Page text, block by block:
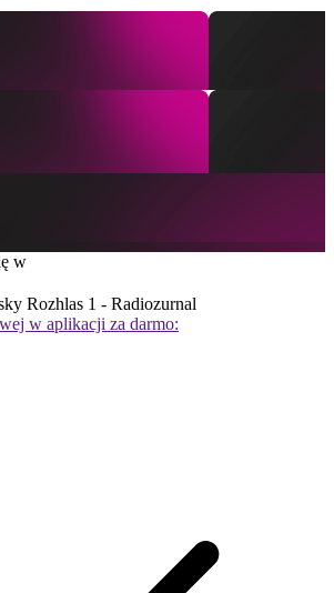
w
Rozhlas 1 - Radiozurnal
w aplikacji za darmo: